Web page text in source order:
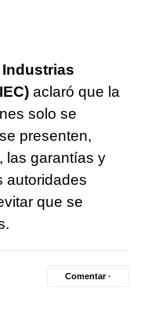
aclaró que la
solo se
presenten,
las garantías y
autoridades
que se
Comentar ·